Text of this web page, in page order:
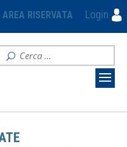
AREA RISERVATA Login